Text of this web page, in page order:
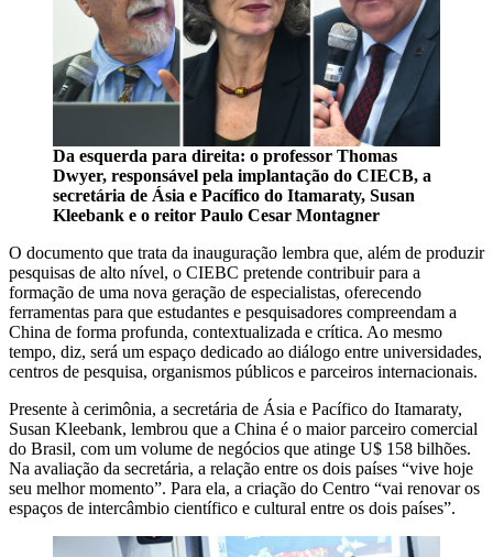
Da esquerda para direita: o professor Thomas
Dwyer, responsável pela implantação do CIECB, a
secretária de Ásia e Pacífico do Itamaraty, Susan
Kleebank e o reitor Paulo Cesar Montagner
O documento que trata da inauguração lembra que, além de produzir
pesquisas de alto nível, o CIEBC pretende contribuir para a
formação de uma nova geração de especialistas, oferecendo
ferramentas para que estudantes e pesquisadores compreendam a
China de forma profunda, contextualizada e crítica. Ao mesmo
tempo, diz, será um espaço dedicado ao diálogo entre universidades,
centros de pesquisa, organismos públicos e parceiros internacionais.
Presente à cerimônia, a secretária de Ásia e Pacífico do Itamaraty,
Susan Kleebank, lembrou que a China é o maior parceiro comercial
do Brasil, com um volume de negócios que atinge U$ 158 bilhões.
Na avaliação da secretária, a relação entre os dois países “vive hoje
seu melhor momento”. Para ela, a criação do Centro “vai renovar os
espaços de intercâmbio científico e cultural entre os dois países”.